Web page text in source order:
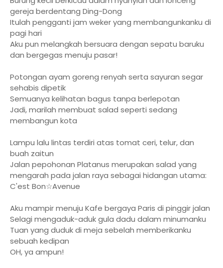
gereja berdentang Ding-Dong
Itulah pengganti jam weker yang membangunkanku di
pagi hari
Aku pun melangkah bersuara dengan sepatu baruku
dan bergegas menuju pasar!
Potongan ayam goreng renyah serta sayuran segar
sehabis dipetik
Semuanya kelihatan bagus tanpa berlepotan
Jadi, marilah membuat salad seperti sedang
membangun kota
Lampu lalu lintas terdiri atas tomat ceri, telur, dan
buah zaitun
Jalan pepohonan Platanus merupakan salad yang
mengarah pada jalan raya sebagai hidangan utama:
C'est Bon☆Avenue
Aku mampir menuju Kafe bergaya Paris di pinggir jalan
Selagi mengaduk-aduk gula dadu dalam minumanku
Tuan yang duduk di meja sebelah memberikanku
sebuah kedipan
OH, ya ampun!